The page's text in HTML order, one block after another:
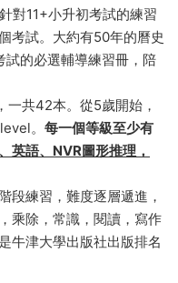
最後一年，爲進入初中所
孩子在英國初中的入學年
包括英語，數學和邏輯思
隻是考試的科目和題型都
對11+小升初考試的練習
考試。大約有50年的曆史
的必選輔導練習冊，陪
一共42本。從5歲開始，
。每一個等級至少有